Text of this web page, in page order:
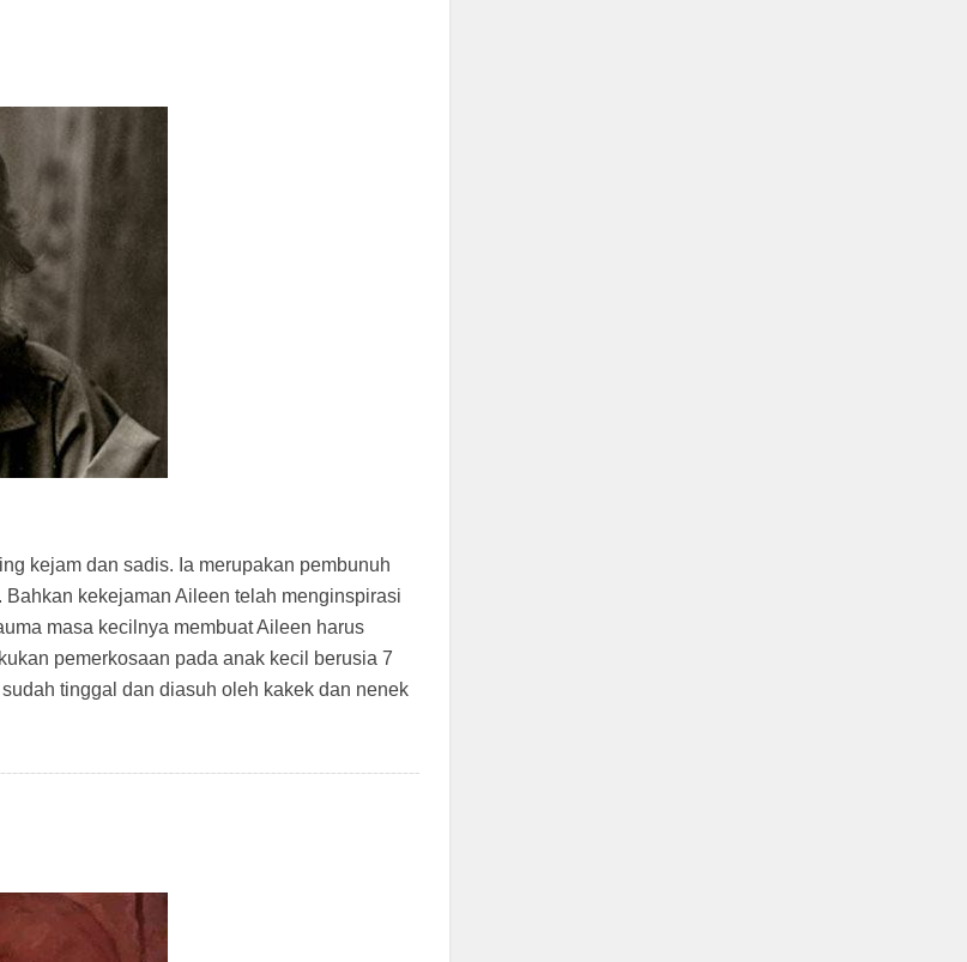
kejam dan sadis. Ia merupakan pembunuh
kekejaman Aileen telah menginspirasi
masa kecilnya membuat Aileen harus
pemerkosaan pada anak kecil berusia 7
tinggal dan diasuh oleh kakek dan nenek